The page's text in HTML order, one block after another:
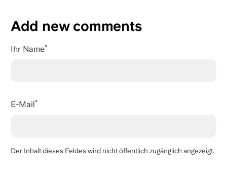
Add new comments
Ihr Name
E-Mail
Der Inhalt dieses Feldes wird nicht öffentlich zugänglich angezeigt.